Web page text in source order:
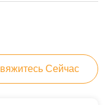
Сейчас